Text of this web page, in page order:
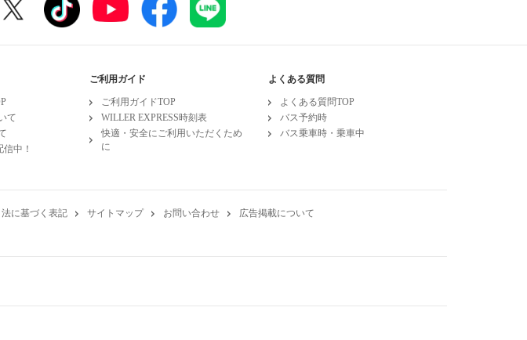
て
中！
ご利用ガイド
ご利用ガイドTOP
WILLER EXPRESS時刻表
快適・安全にご利用いただくため
に
よくある質問
よくある質問TOP
バス予約時
バス乗車時・乗車中
に基づく表記 サイトマップ お問い合わせ
広告掲載について